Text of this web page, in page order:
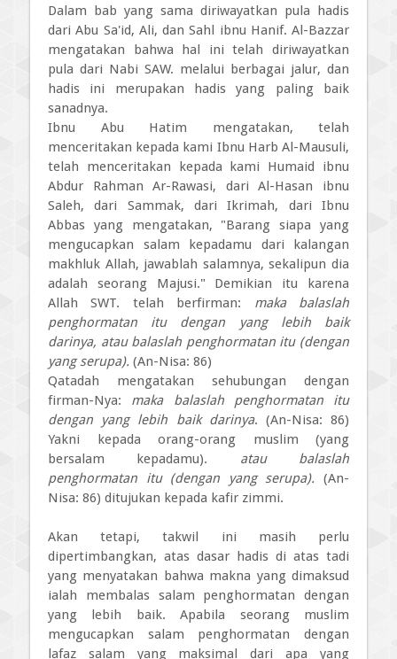
Dalam bab yang sama diriwayatkan pula hadis
dari Abu Sa'id, Ali, dan Sahl ibnu Hanif. Al-Bazzar
mengatakan bahwa hal ini telah diriwayatkan
pula dari Nabi SAW. melalui berbagai jalur, dan
hadis ini merupakan hadis yang paling baik
sanadnya.
Ibnu Abu Hatim mengatakan, telah
menceritakan kepada kami Ibnu Harb Al-Mausuli,
telah menceritakan kepada kami Humaid ibnu
Abdur Rahman Ar-Rawasi, dari Al-Hasan ibnu
Saleh, dari Sammak, dari Ikrimah, dari Ibnu
Abbas yang mengatakan, "Barang siapa yang
mengucapkan salam kepadamu dari kalangan
makhluk Allah, jawablah salamnya, sekalipun dia
adalah seorang Majusi." Demikian itu karena
Allah SWT. telah berfirman: maka balaslah
penghormatan itu dengan yang lebih baik
darinya, atau balaslah penghormatan itu (dengan
yang serupa). (An-Nisa: 86)
Qatadah mengatakan sehubungan dengan
firman-Nya: maka balaslah penghormatan itu
dengan yang lebih baik darinya. (An-Nisa: 86)
Yakni kepada orang-orang muslim (yang
bersalam kepadamu). atau balaslah
penghormatan itu (dengan yang serupa). (An-
Nisa: 86) ditujukan kepada kafir zimmi.
Akan tetapi, takwil ini masih perlu
dipertimbangkan, atas dasar hadis di atas tadi
yang menyatakan bahwa makna yang dimaksud
ialah membalas salam penghormatan dengan
yang lebih baik. Apabila seorang muslim
mengucapkan salam penghormatan dengan
lafaz salam yang maksimal dari apa yang